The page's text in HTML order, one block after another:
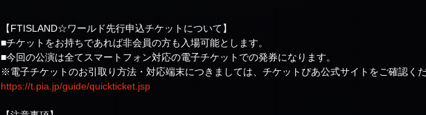
【FTISLAND☆ワールド先行申込チケットについて】
■チケットをお持ちであれば非会員の方も入場可能とします。
■今回の公演は全てスマートフォン対応の電子チケットでの発券になります。
※電子チケットのお引取り方法・対応端末につきましては、チケットぴあ公式サイトをご確認く
https://t.pia.jp/guide/quickticket.jsp